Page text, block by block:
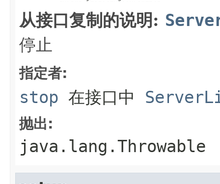
从接口复制的说明:
停止
指定者:
stop 在接口中
抛出:
java.lang.Throwable